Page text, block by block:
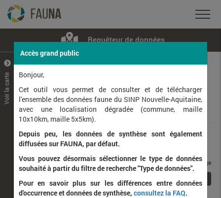
Requêteur de données
+
–
Voir la carte
Données
Rang taxonomique :
Affichage de1à 1sur1
taxons / page
Accès grand public
Bonjour,
Cet outil vous permet de consulter et de télécharger
l'ensemble des données faune du SINP Nouvelle-Aquitaine,
avec une localisation dégradée (commune, maille
10x10km, maille 5x5km).
Depuis peu, les données de synthèse sont également
diffusées sur FAUNA, par défaut.
Vous pouvez désormais sélectionner le type de données
souhaité à partir du filtre de recherche "Type de données".
Pour en savoir plus sur les différences entre données
d'occurrence et données de synthèse, consultez la FAQ.